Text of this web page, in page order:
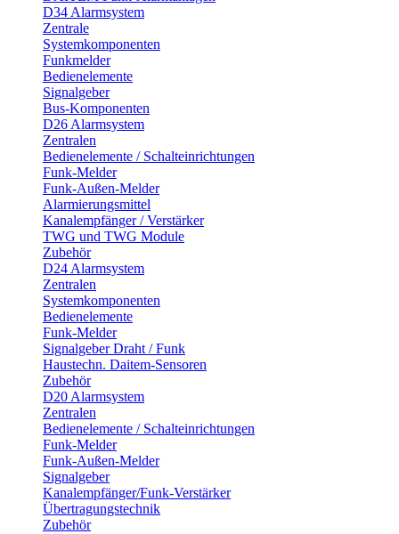
D34 Alarmsystem
Zentrale
Systemkomponenten
Funkmelder
Bedienelemente
Signalgeber
Bus-Komponenten
D26 Alarmsystem
Zentralen
Bedienelemente / Schalteinrichtungen
Funk-Melder
Funk-Außen-Melder
Alarmierungsmittel
Kanalempfänger / Verstärker
TWG und TWG Module
Zubehör
D24 Alarmsystem
Zentralen
Systemkomponenten
Bedienelemente
Funk-Melder
Signalgeber Draht / Funk
Haustechn. Daitem-Sensoren
Zubehör
D20 Alarmsystem
Zentralen
Bedienelemente / Schalteinrichtungen
Funk-Melder
Funk-Außen-Melder
Signalgeber
Kanalempfänger/Funk-Verstärker
Übertragungstechnik
Zubehör